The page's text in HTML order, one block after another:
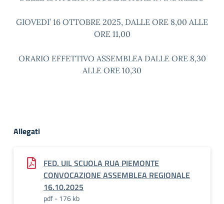
GIOVEDI’ 16 OTTOBRE 2025, DALLE ORE 8,00 ALLE
ORE 11,00
ORARIO EFFETTIVO ASSEMBLEA DALLE ORE 8,30
ALLE ORE 10,30
Allegati
FED. UIL SCUOLA RUA PIEMONTE
CONVOCAZIONE ASSEMBLEA REGIONALE
16.10.2025
pdf - 176 kb